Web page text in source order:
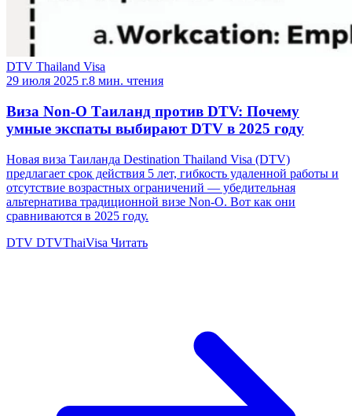
DTV Thailand Visa
29 июля 2025 г.8 мин. чтения
Виза Non-O Таиланд против DTV: Почему
умные экспаты выбирают DTV в 2025 году
Новая виза Таиланда Destination Thailand Visa (DTV)
предлагает срок действия 5 лет, гибкость удаленной работы и
отсутствие возрастных ограничений — убедительная
альтернатива традиционной визе Non-O. Вот как они
сравниваются в 2025 году.
DTV DTVThaiVisa Читать